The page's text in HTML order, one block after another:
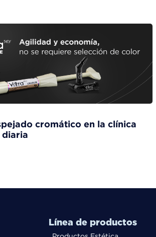
cromático en la clínica
diaria
Línea de productos